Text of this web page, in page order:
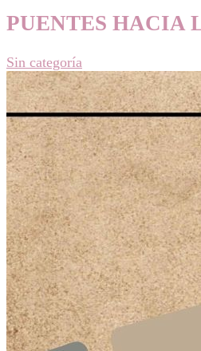
PUENTES HACIA
Sin categoría